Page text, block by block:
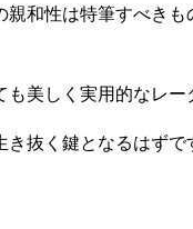
和性は特筆すべき
美しく実用的なレ
抜く鍵となるはずで